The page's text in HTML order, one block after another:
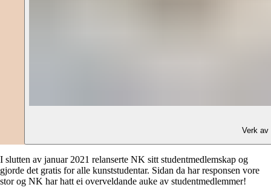
Verk av
I slutten av januar 2021 relanserte NK sitt studentmedlemskap og
gjorde det gratis for alle kunststudentar. Sidan da har responsen vore
stor og NK har hatt ei overveldande auke av studentmedlemmer!